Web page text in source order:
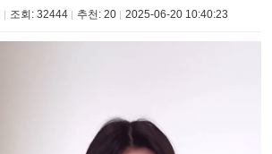
조회: 32444 추천: 20 2025-06-20 10:40:23